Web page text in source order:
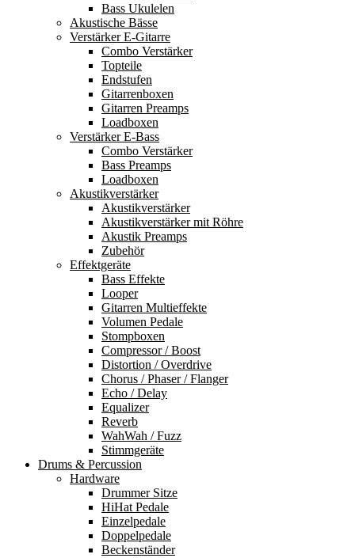
Bass Ukulelen
Akustische Bässe
Verstärker E-Gitarre
Combo Verstärker
Topteile
Endstufen
Gitarrenboxen
Gitarren Preamps
Loadboxen
Verstärker E-Bass
Combo Verstärker
Bass Preamps
Loadboxen
Akustikverstärker
Akustikverstärker
Akustikverstärker mit Röhre
Akustik Preamps
Zubehör
Effektgeräte
Bass Effekte
Looper
Gitarren Multieffekte
Volumen Pedale
Stompboxen
Compressor / Boost
Distortion / Overdrive
Chorus / Phaser / Flanger
Echo / Delay
Equalizer
Reverb
WahWah / Fuzz
Stimmgeräte
Drums & Percussion
Hardware
Drummer Sitze
HiHat Pedale
Einzelpedale
Doppelpedale
Beckenständer